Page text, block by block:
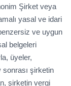
Şirket veya
yasal ve idari
ve uygun
belgeleri
üyeler,
şirketin
şirketin vergi